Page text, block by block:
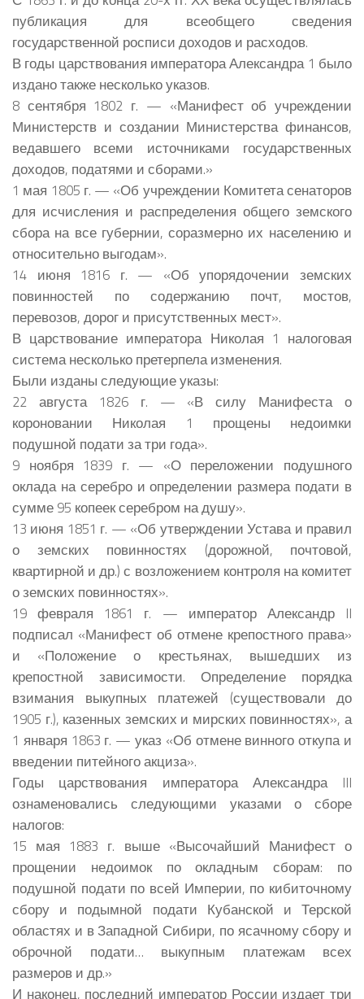
публикация для всеобщего сведения
государственной росписи доходов и расходов.
В годы царствования императора Александра 1 было
издано также несколько указов.
8 сентября 1802 г. — «Манифест об учреждении
Министерств и создании Министерства финансов,
ведавшего всеми источниками государственных
доходов, податями и сборами.»
1 мая 1805 г. — «Об учреждении Комитета сенаторов
для исчисления и распределения общего земского
сбора на все губернии, соразмерно их населению и
относительно выгодам».
14 июня 1816 г. — «Об упорядочении земских
повинностей по содержанию почт, мостов,
перевозов, дорог и присутственных мест».
В царствование императора Николая 1 налоговая
система несколько претерпела изменения.
Были изданы следующие указы:
22 августа 1826 г. — «В силу Манифеста о
короновании Николая 1 прощены недоимки
подушной подати за три года».
9 ноября 1839 г. — «О переложении подушного
оклада на серебро и определении размера подати в
сумме 95 копеек серебром на душу».
13 июня 1851 г. — «Об утверждении Устава и правил
о земских повинностях (дорожной, почтовой,
квартирной и др.) с возложением контроля на комитет
о земских повинностях».
19 февраля 1861 г. — император Александр II
подписал «Манифест об отмене крепостного права»
и «Положение о крестьянах, вышедших из
крепостной зависимости. Определение порядка
взимания выкупных платежей (существовали до
1905 г.), казенных земских и мирских повинностях», а
1 января 1863 г. — указ «Об отмене винного откупа и
введении питейного акциза».
Годы царствования императора Александра III
ознаменовались следующими указами о сборе
налогов:
15 мая 1883 г. выше «Высочайший Манифест о
прощении недоимок по окладным сборам: по
подушной подати по всей Империи, по кибиточному
сбору и подымной подати Кубанской и Терской
областях и в Западной Сибири, по ясачному сбору и
оброчной подати… выкупным платежам всех
размеров и др.»
И наконец, последний император России издает три